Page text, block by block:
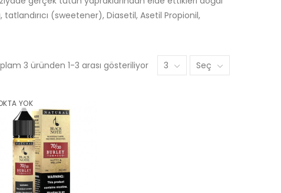
(sweetener), Diasetil, Asetil Propionil,
3 üründen 1-3 arası gösteriliyor 3 Seç
YOK